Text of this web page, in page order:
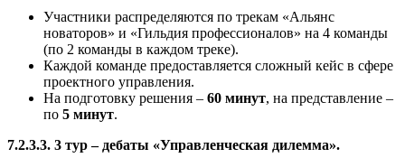
Участники распределяются по трекам «Альянс
новаторов» и «Гильдия профессионалов» на 4 команды
(по 2 команды в каждом треке).
Каждой команде предоставляется сложный кейс в сфере
проектного управления.
На подготовку решения – 60 минут, на представление –
по 5 минут.
7.2.3.3. 3 тур – дебаты «Управленческая дилемма».